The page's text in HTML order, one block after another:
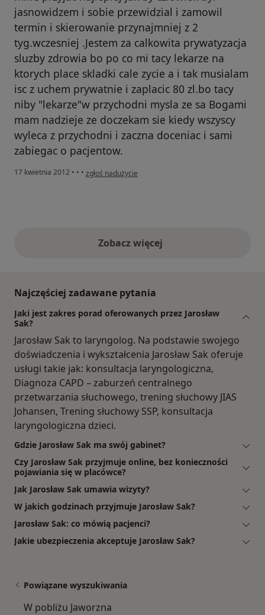
jasnowidzem i sobie przewidzial i zamowil
termin i skierowanie przynajmniej z 2
tyg.wczesniej .Jestem za calkowita prywatyzacja
sluzby zdrowia bo po co mi tacy lekarze na
ktorych place skladki cale zycie a i tak musialam
isc z uchem prywatnie i zaplacic 80 zl.bo tacy
niby "lekarze"w przychodni mysla ze sa Bogami
mam nadzieje ze doczekam sie kiedy wszyscy
wyleca z przychodni i zaczna doceniac i sami
zabiegac o pacjentow.
17 kwietnia 2012 • • • w opinii użytkownika Konto zostało usunięte
zgłoś nadużycie
Zobacz więcejopinie powyżej
Najczęściej zadawane pytania
Jaki jest zakres porad oferowanych przez Jarosław
Sak?
Jarosław Sak to laryngolog. Na podstawie swojego
doświadczenia i wykształcenia Jarosław Sak oferuje
usługi takie jak: konsultacja laryngologiczna,
Diagnoza CAPD – zaburzeń centralnego
przetwarzania słuchowego, trening słuchowy JIAS
Johansen, Trening słuchowy SSP, konsultacja
laryngologiczna dzieci.
Gdzie Jarosław Sak ma swój gabinet?
Czy Jarosław Sak przyjmuje online, bez konieczności
pojawiania się w placówce?
Jak Jarosław Sak umawia wizyty?
W jakich godzinach przyjmuje Jarosław Sak?
Jarosław Sak: co mówią pacjenci?
Jakie ubezpieczenia akceptuje Jarosław Sak?
Powiązane wyszukiwania
W pobliżu Jaworzna